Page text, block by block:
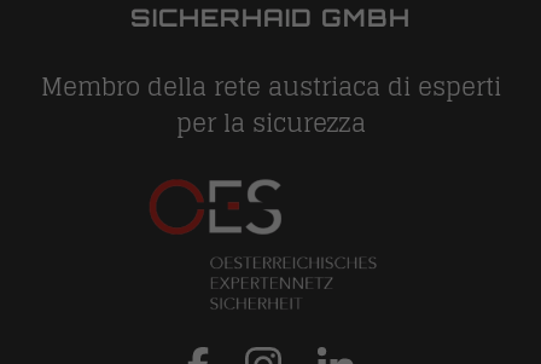
SICHERHAID GMBH
Membro della rete austriaca di esperti
per la sicurezza